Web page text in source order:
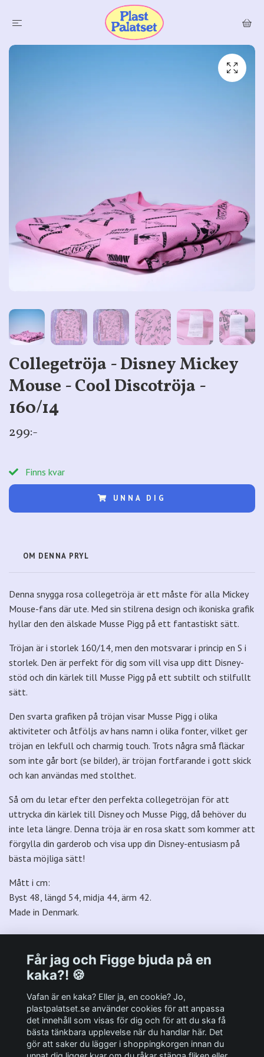
Collegetröja - Disney Mickey
Mouse - Cool Discotröja -
160/14
299:-
Finns kvar
UNNA DIG
OM DENNA PRYL
Denna snygga rosa collegetröja är ett måste för alla Mickey
Mouse-fans där ute. Med sin stilrena design och ikoniska grafik
hyllar den den älskade Musse Pigg på ett fantastiskt sätt.
Tröjan är i storlek 160/14, men den motsvarar i princip en S i
storlek. Den är perfekt för dig som vill visa upp ditt Disney-
stöd och din kärlek till Musse Pigg på ett subtilt och stilfullt
sätt.
Den svarta grafiken på tröjan visar Musse Pigg i olika
aktiviteter och åtföljs av hans namn i olika fonter, vilket ger
tröjan en lekfull och charmig touch. Trots några små fläckar
som inte går bort (se bilder), är tröjan fortfarande i gott skick
och kan användas med stolthet.
Så om du letar efter den perfekta collegetröjan för att
uttrycka din kärlek till Disney och Musse Pigg, då behöver du
inte leta längre. Denna tröja är en rosa skatt som kommer att
förgylla din garderob och visa upp din Disney-entusiasm på
bästa möjliga sätt!
Mått i cm:
Byst 48, längd 54, midja 44, ärm 42.
Made in Denmark.
Andra viktiga länkar:
Får jag och Figge bjuda på en
kaka?! 🍪
Vafan är en kaka? Eller ja, en cookie? Jo,
plastpalatset.se använder cookies för att anpassa
det innehåll som visas för dig och för att du ska få
bästa tänkbara upplevelse när du handlar här. Det
gör att saker du lägger i shoppingkorgen innan du